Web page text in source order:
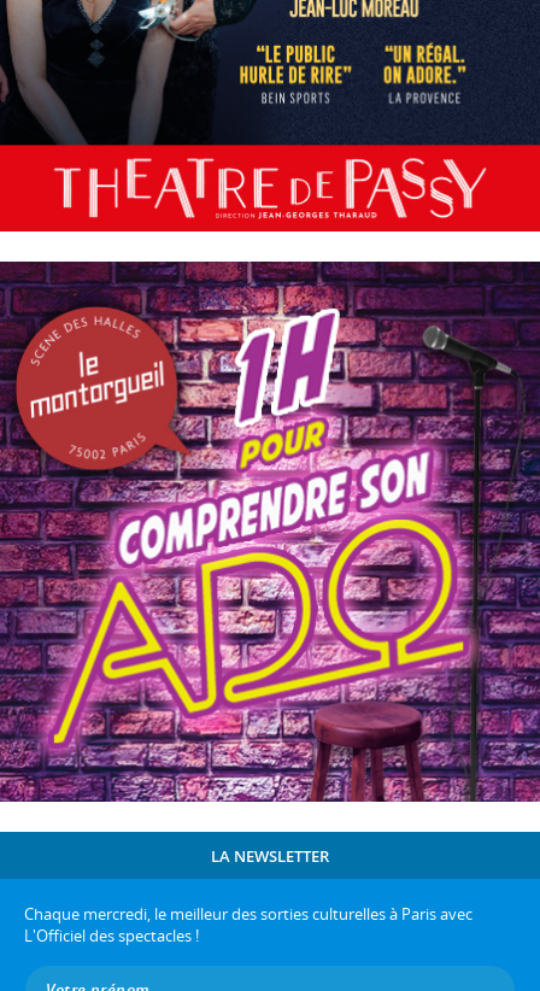
LA NEWSLETTER
Chaque mercredi, le meilleur des sorties culturelles à Paris avec
L'Officiel des spectacles !